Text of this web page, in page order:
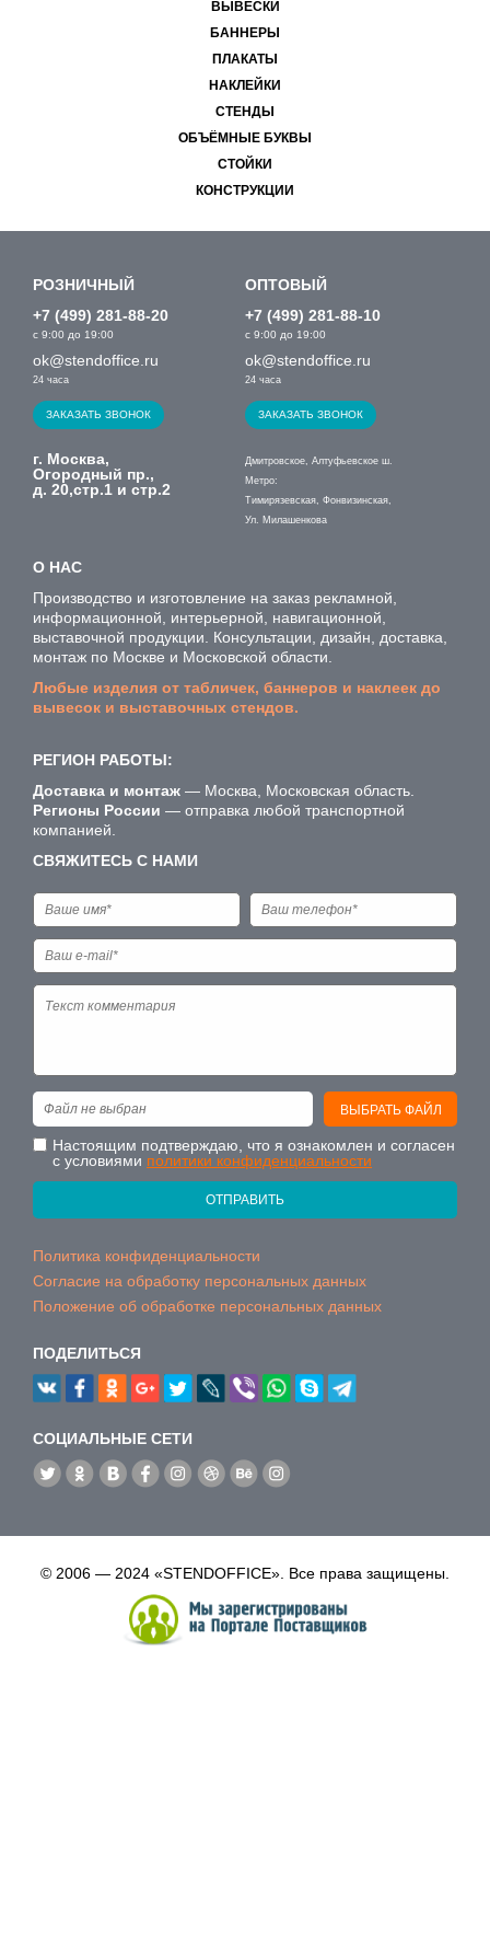
ВЫВЕСКИ
БАННЕРЫ
ПЛАКАТЫ
НАКЛЕЙКИ
СТЕНДЫ
ОБЪЁМНЫЕ БУКВЫ
СТОЙКИ
КОНСТРУКЦИИ
РОЗНИЧНЫЙ
+7 (499) 281-88-20
с 9:00 до 19:00
ok@stendoffice.ru
24 часа
ЗАКАЗАТЬ ЗВОНОК
ОПТОВЫЙ
+7 (499) 281-88-10
с 9:00 до 19:00
ok@stendoffice.ru
24 часа
ЗАКАЗАТЬ ЗВОНОК
г. Москва,
Огородный пр.,
д. 20,стр.1 и стр.2
Дмитровское, Алтуфьевское ш.
Метро:
Тимирязевская, Фонвизинская,
Ул. Милашенкова
О НАС
Производство и изготовление на заказ рекламной,
информационной, интерьерной, навигационной,
выставочной продукции. Консультации, дизайн, доставка,
монтаж по Москве и Московской области.
Любые изделия от табличек, баннеров и наклеек до
вывесок и выставочных стендов.
РЕГИОН РАБОТЫ:
Доставка и монтаж — Москва, Московская область.
Регионы России — отправка любой транспортной
компанией.
СВЯЖИТЕСЬ С НАМИ
ВЫБРАТЬ ФАЙЛ
Файл не выбран
Настоящим подтверждаю, что я ознакомлен и согласен
с условиями политики конфиденциальности
ОТПРАВИТЬ
Политика конфиденциальности
Согласие на обработку персональных данных
Положение об обработке персональных данных
ПОДЕЛИТЬСЯ
CОЦИАЛЬНЫЕ СЕТИ
© 2006 — 2024 «STENDOFFICE». Все права защищены.